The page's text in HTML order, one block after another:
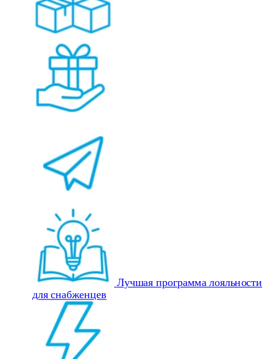
Лучшая программа лояльности
для снабженцев